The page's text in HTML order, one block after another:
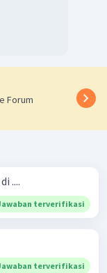
Forum
....
terverifikasi
terverifikasi